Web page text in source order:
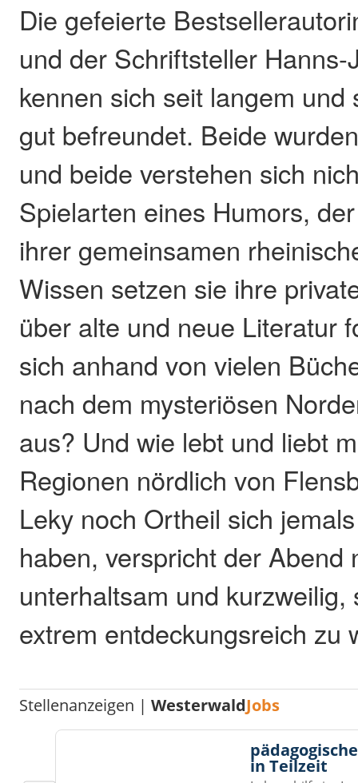
Die gefeierte
und der Schriftsteller
kennen sich seit langem und
gut befreundet. Beide
und beide verstehen sich
Spielarten eines Humors,
ihrer gemeinsamen
Wissen setzen sie ihre
über alte und neue Literatur
sich anhand von vielen
nach dem mysteriösen
aus? Und wie lebt und liebt
Regionen nördlich von
Leky noch Ortheil sich
haben, verspricht der Abend
unterhaltsam und kurzweilig,
extrem entdeckungsreich zu
Stellenanzeigen |WesterwaldJobs
in Teilzeit